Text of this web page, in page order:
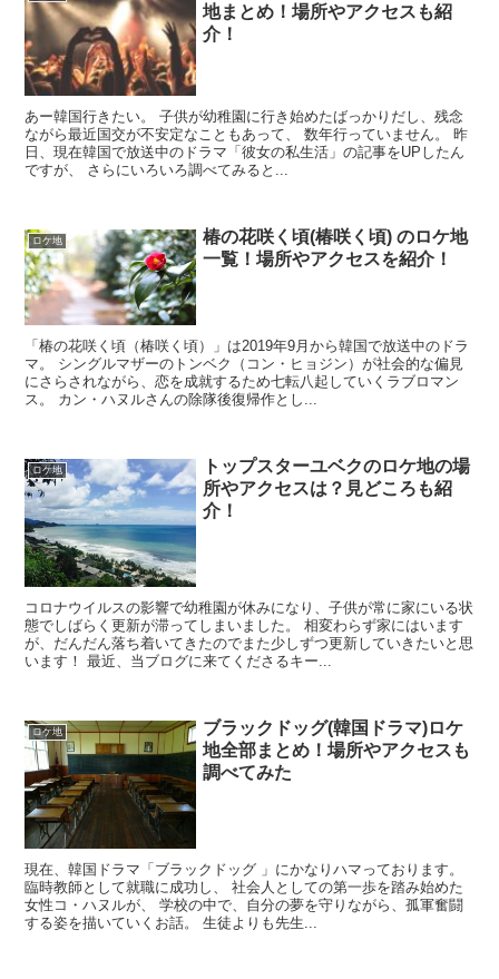
地まとめ！場所やアクセスも紹
介！
あー韓国行きたい。 子供が幼稚園に行き始めたばっかりだし、残念
ながら最近国交が不安定なこともあって、 数年行っていません。 昨
日、現在韓国で放送中のドラマ「彼女の私生活」の記事をUPしたん
ですが、 さらにいろいろ調べてみると...
ロケ地
椿の花咲く頃(椿咲く頃) のロケ地
一覧！場所やアクセスを紹介！
「椿の花咲く頃（椿咲く頃）」は2019年9月から韓国で放送中のドラ
マ。 シングルマザーのトンベク（コン・ヒョジン）が社会的な偏見
にさらされながら、恋を成就するため七転八起していくラブロマン
ス。 カン・ハヌルさんの除隊後復帰作とし...
ロケ地
トップスターユベクのロケ地の場
所やアクセスは？見どころも紹
介！
コロナウイルスの影響で幼稚園が休みになり、子供が常に家にいる状
態でしばらく更新が滞ってしまいました。 相変わらず家にはいます
が、だんだん落ち着いてきたのでまた少しずつ更新していきたいと思
います！ 最近、当ブログに来てくださるキー...
ロケ地
ブラックドッグ(韓国ドラマ)ロケ
地全部まとめ！場所やアクセスも
調べてみた
現在、韓国ドラマ「ブラックドッグ 」にかなりハマっております。
臨時教師として就職に成功し、 社会人としての第一歩を踏み始めた
女性コ・ハヌルが、 学校の中で、自分の夢を守りながら、孤軍奮闘
する姿を描いていくお話。 生徒よりも先生...